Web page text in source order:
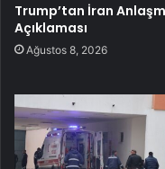
Trump’tan İran
Açıklaması
Ağustos 8, 2026